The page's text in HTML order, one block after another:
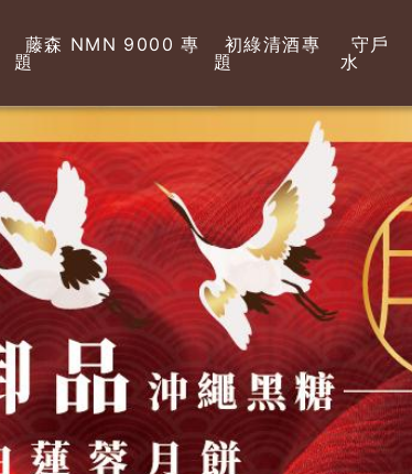
藤森 NMN 9000 專
題
初綠清酒專
題
守戶
水